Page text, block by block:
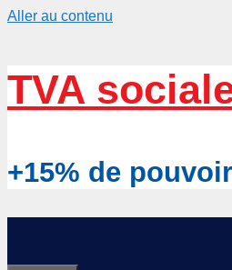
Aller au contenu
TVA
+15% de